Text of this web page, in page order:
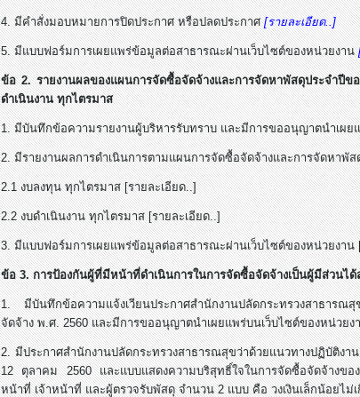
4. มีคำสั่งมอบหมายการปิดประกาศ หรือปลดประกาศ[รายละเอียด..]
5. มีแบบฟอร์มการเผยแพร่ข้อมูลต่อสาธารณะผ่านเว็บไซต์ของหน่วยงาน
ข้อ 2. รายงานผลของแผนการจัดซื้อจัดจ้างและการจัดหาพัสดุประจำปี
ดำเนินงาน ทุกไตรมาส
1. มีบันทึกข้อความรายงานผู้บริหารรับทราบ และมีการขออนุญาตนำเผย
2. มีรายงานผลการดำเนินการตามแผนการจัดซื้อจัดจ้างและการจัดหา
2.1 งบลงทุน ทุกไตรมาส [รายละเอียด..]
2.2 งบดำเนินงาน ทุกไตรมาส [รายละเอียด..]
3. มีแบบฟอร์มการเผยแพร่ข้อมูลต่อสาธารณะผ่านเว็บไซต์ของหน่วยงาน
ข้อ 3. การป้องกันผู้ที่มีหน้าที่ดำเนินการในการจัดซื้อจัดจ้างเป็นผู้มีส่วนไ
1. มีบันทึกข้อความแจ้งเวียนประกาศสำนักงานปลัดกระทรวงสาธารณ
จัดจ้าง พ.ศ. 2560 และมีการขออนุญาตนำเผยแพร่บนเว็บไซต์ของหน่วย
2. มีประกาศสำนักงานปลัดกระทรวงสาธารณสุขว่าด้วยแนวทางปฏิบัติง
12 ตุลาคม 2560 และแบบแสดงความบริสุทธิ์ใจในการจัดซื้อจัดจ้างขอ
หน้าที่ เจ้าหน้าที่ และผู้ตรวจรับพัสดุ จำนวน 2 แบบ คือ วงเงินเล็กน้อยไม่